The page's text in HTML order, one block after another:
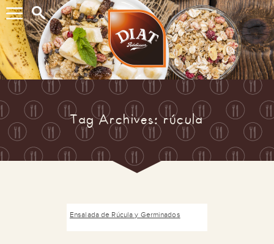
Buscar...
Tag Archives: rúcula
Ensalada de Rúcula y Germinados